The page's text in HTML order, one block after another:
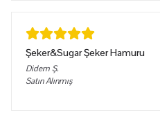
Şeker&Sugar Şeker Hamuru
Didem Ş.
Satın Alınmış